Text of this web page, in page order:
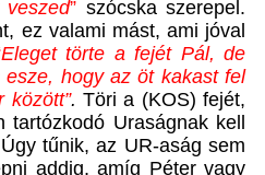
veszed” szócska szerepel.
ez valami mást, ami jóval
Eleget törte a fejét Pál, de
hogy az öt kakast fel
között”. Töri a (KOS) fejét,
Uraságnak kell
tűnik, az UR-aság sem
addig, amíg Péter vagy